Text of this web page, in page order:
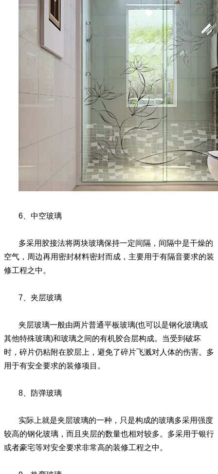
6、中空玻璃
多采用胶接法将两块玻璃保持一定间隔，间隔中是干燥的
空气，周边再用密封材料密封而成，主要用于有隔音要求的装
修工程之中。
7、夹层玻璃
夹层玻璃一般由两片普通平板玻璃(也可以是钢化玻璃或
其他特殊玻璃)和玻璃之间的有机胶合层构成。当受到破坏
时，碎片仍粘附在胶层上，避免了碎片飞溅对人体的伤害。多
用于有安全要求的装修项目。
8、防弹玻璃
实际上就是夹层玻璃的一种，只是构成的玻璃多采用强度
较高的钢化玻璃，而且夹层的数量也相对较多。多采用于银行
或者豪宅等对安全要求非常高的装修工程之中。